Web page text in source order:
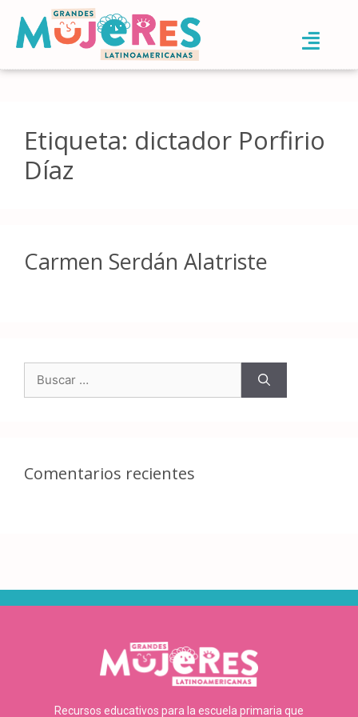
Etiqueta: dictador Porfirio
Díaz
Carmen Serdán Alatriste
Comentarios recientes
Recursos educativos para la escuela primaria que